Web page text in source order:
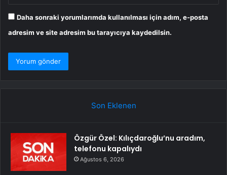
Daha sonraki yorumlarımda kullanılması için adım, e-posta
adresim ve site adresim bu tarayıcıya kaydedilsin.
Son Eklenen
Özgür Özel: Kılıçdaroğlu’nu aradım,
telefonu kapalıydı
Ağustos 6, 2026